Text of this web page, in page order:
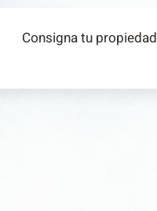
Consigna tu propiedad